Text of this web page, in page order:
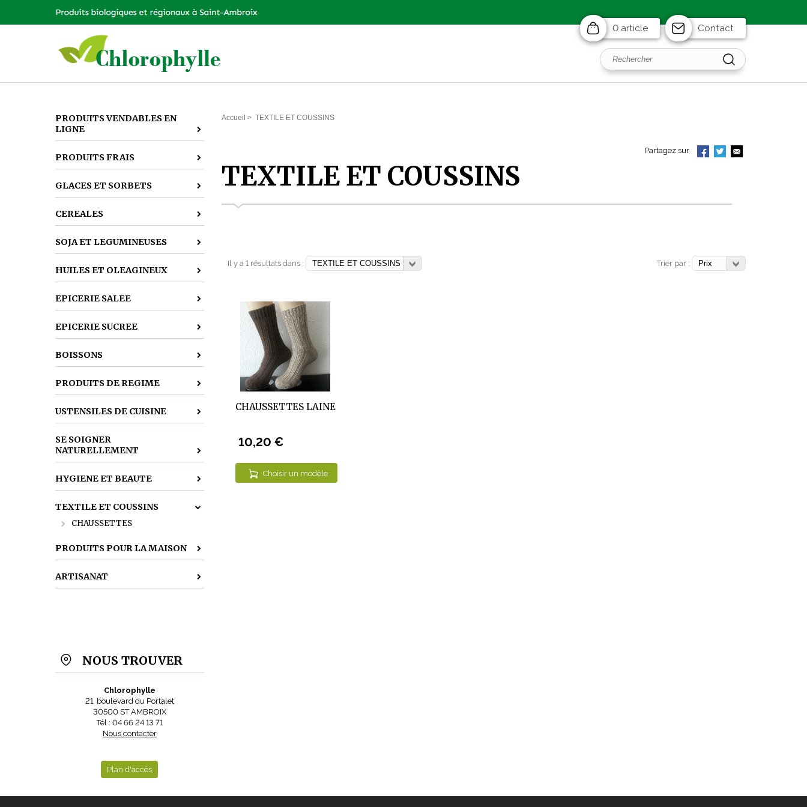
0 article Contact
PRODUITS VENDABLES EN
LIGNE
PRODUITS FRAIS
GLACES ET SORBETS
CEREALES
SOJA ET LEGUMINEUSES
HUILES ET OLEAGINEUX
EPICERIE SALEE
EPICERIE SUCREE
BOISSONS
PRODUITS DE REGIME
USTENSILES DE CUISINE
SE SOIGNER
NATURELLEMENT
HYGIENE ET BEAUTE
TEXTILE ET COUSSINS
CHAUSSETTES
PRODUITS POUR LA MAISON
ARTISANAT
NOUS TROUVER
Chlorophylle
21, boulevard du Portalet
30500 ST AMBROIX
Tél : 04 66 24 13 71
Nous contacter
Plan d'accès
Accueil > TEXTILE ET COUSSINS
Partagez sur
TEXTILE ET COUSSINS
Il y a 1 résultats dans : Trier par :
CHAUSSETTES LAINE
10,20 €
Choisir un modèle